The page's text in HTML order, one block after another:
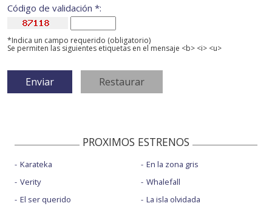
Código de validación *:
*Indica un campo requerido (obligatorio)
Se permiten las siguientes etiquetas en el mensaje <b> <i> <u>
PROXIMOS ESTRENOS
Karateka
Verity
El ser querido
En la zona gris
Whalefall
La isla olvidada